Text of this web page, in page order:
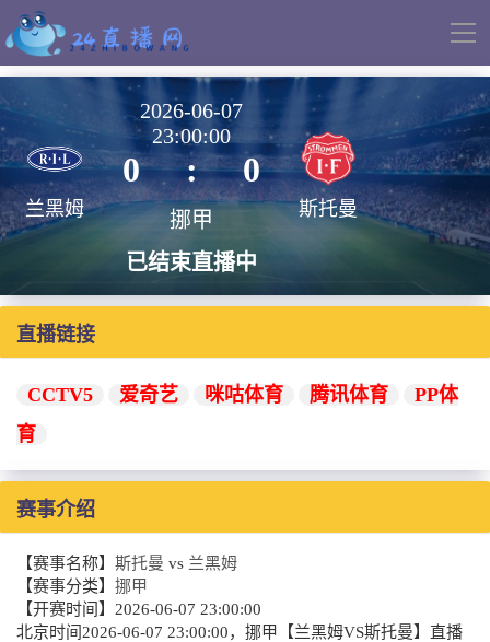
导
兰黑姆
2026-06-07
23:00:00
0 : 0
挪甲
已结束直播中
斯托曼
直播链接
CCTV5 爱奇艺 咪咕体育 腾讯体育
PP体
育
赛事介绍
【赛事名称】 斯托曼 vs 兰黑姆
【赛事分类】 挪甲
【开赛时间】 2026-06-07 23:00:00
北京时间2026-06-07 23:00:00，挪甲【兰黑姆VS斯托曼】直播